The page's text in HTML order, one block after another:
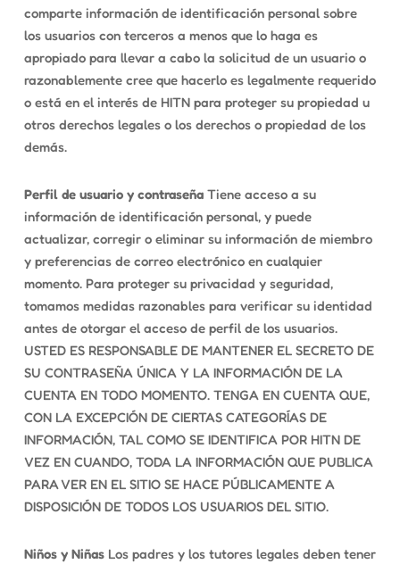
comparte información de identificación personal sobre
los usuarios con terceros a menos que lo haga es
apropiado para llevar a cabo la solicitud de un usuario o
razonablemente cree que hacerlo es legalmente requerido
o está en el interés de HITN para proteger su propiedad u
otros derechos legales o los derechos o propiedad de los
demás.
Perfil de usuario y contraseñaTiene acceso a su
información de identificación personal, y puede
actualizar, corregir o eliminar su información de miembro
y preferencias de correo electrónico en cualquier
momento. Para proteger su privacidad y seguridad,
tomamos medidas razonables para verificar su identidad
antes de otorgar el acceso de perfil de los usuarios.
USTED ES RESPONSABLE DE MANTENER EL SECRETO DE
SU CONTRASEÑA ÚNICA Y LA INFORMACIÓN DE LA
CUENTA EN TODO MOMENTO. TENGA EN CUENTA QUE,
CON LA EXCEPCIÓN DE CIERTAS CATEGORÍAS DE
INFORMACIÓN, TAL COMO SE IDENTIFICA POR HITN DE
VEZ EN CUANDO, TODA LA INFORMACIÓN QUE PUBLICA
PARA VER EN EL SITIO SE HACE PÚBLICAMENTE A
DISPOSICIÓN DE TODOS LOS USUARIOS DEL SITIO.
Niños y NiñasLos padres y los tutores legales deben tener